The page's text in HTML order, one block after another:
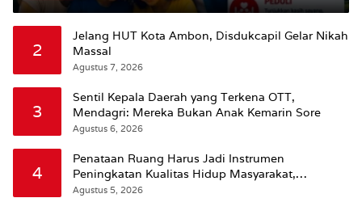
2
Jelang HUT Kota Ambon, Disdukcapil Gelar Nikah
Massal
Agustus 7, 2026
3
Sentil Kepala Daerah yang Terkena OTT,
Mendagri: Mereka Bukan Anak Kemarin Sore
Agustus 6, 2026
4
Penataan Ruang Harus Jadi Instrumen
Peningkatan Kualitas Hidup Masyarakat,
Wattimena: Revisi RT-RW Ditetapkan Pemkot
Agustus 5, 2026